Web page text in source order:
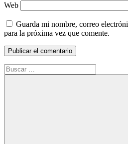
Web
Guarda mi nombre, correo
para la próxima vez que comente.
Buscar: